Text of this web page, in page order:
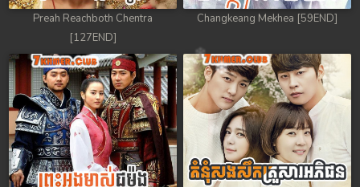
Preah Reachboth Chentra
[127END]
Changkeang Mekhea [59END]